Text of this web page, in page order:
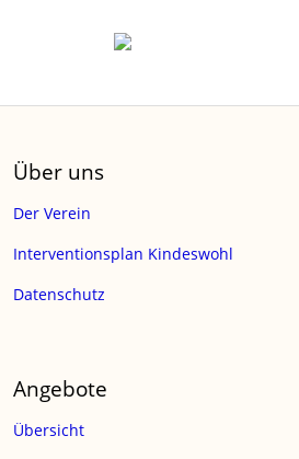
Über uns
Der Verein
Interventionsplan Kindeswohl
Datenschutz
Angebote
Übersicht